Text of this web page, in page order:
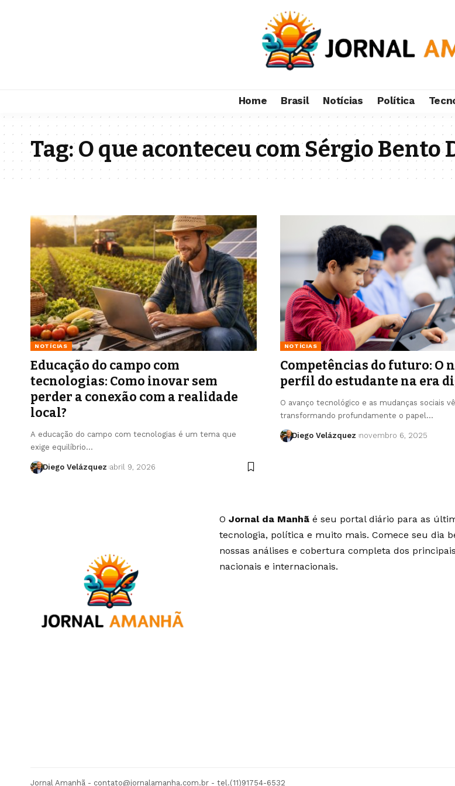
Home Brasil Notícias Política
Tag:O que aconteceu com Sérgio Bento
NOTÍCIAS
Educação do campo com
tecnologias: Como inovar sem
perder a conexão com a realidade
local?
A educação do campo com tecnologias é um tema que
exige equilíbrio…
Diego Velázquez abril 9, 2026
NOTÍCIAS
Competências do futuro: O
perfil do estudante na era
O avanço tecnológico e as mudanças sociais
transformando profundamente o papel…
Diego Velázquez novembro 6, 2025
O Jornal da Manhãé seu portal diário para as
tecnologia, política e muito mais. Comece seu dia
nossas análises e cobertura completa dos
nacionais e internacionais.
Jornal Amanhã - contato@jornalamanha.com.br - tel.(11)91754-6532